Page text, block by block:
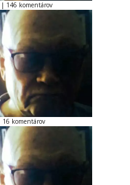
| 146 komentárov
16 komentárov